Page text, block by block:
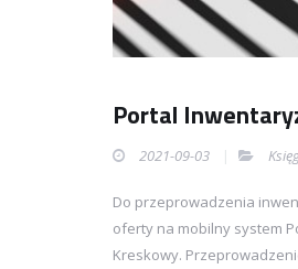
Portal
2021-09-03
Do przeprowadzenia
oferty na mobilny system
Kreskowy.